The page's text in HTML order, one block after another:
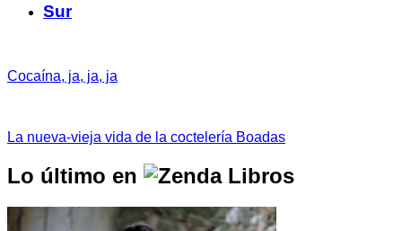
Sur
Cocaína, ja, ja, ja
La nueva-vieja vida de la coctelería Boadas
Lo último en